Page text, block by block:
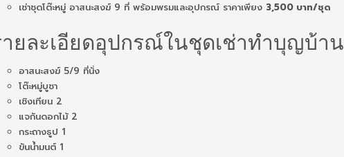
เช่าชุดโต๊ะหมู่ อาสนะสงฆ์ 9 ที่ พร้อมพรมและอุปกรณ์ ราคาเพียง 3,500 บาท/ชุด
ยละเอียดอุปกรณ์ในชุดเช่าทำบุญบ้าน
อาสนะสงฆ์ 5/9 ที่นั่ง
โต๊ะหมู่บูชา
เชิงเทียน 2
แจกันดอกไม้ 2
กระถางธูป 1
ขันน้ำมนต์ 1